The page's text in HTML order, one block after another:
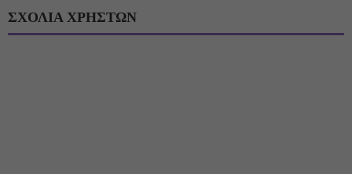
ΣΧΟΛΙΑ ΧΡΗΣΤΩΝ